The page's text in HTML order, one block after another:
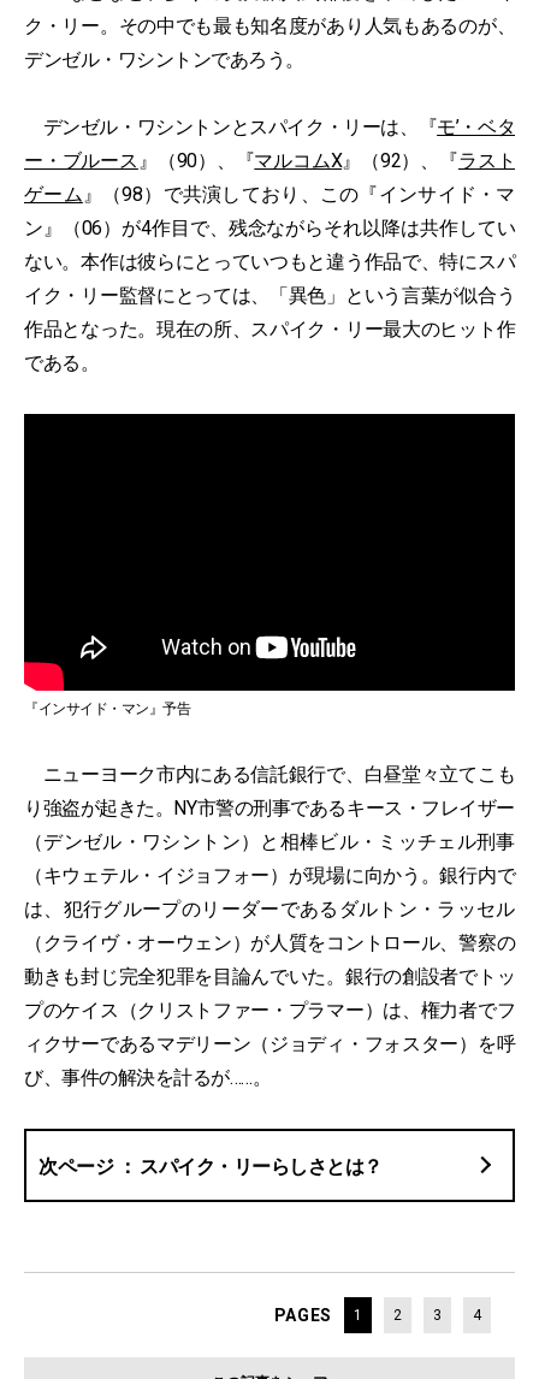
ク・リー。その中でも最も知名度があり人気もあるのが、
デンゼル・ワシントンであろう。
デンゼル・ワシントンとスパイク・リーは、『モ’・ベタ
ー・ブルース 』（90）、『マルコムX』（92）、『ラスト
ゲーム』（98）で共演しており、この『インサイド・マ
ン』（06）が4作目で、残念ながらそれ以降は共作してい
ない。本作は彼らにとっていつもと違う作品で、特にスパ
イク・リー監督にとっては、「異色」という言葉が似合う
作品となった。現在の所、スパイク・リー最大のヒット作
である。
『インサイド・マン』予告
ニューヨーク市内にある信託銀行で、白昼堂々立てこも
り強盗が起きた。NY市警の刑事であるキース・フレイザー
（デンゼル・ワシントン）と相棒ビル・ミッチェル刑事
（キウェテル・イジョフォー）が現場に向かう。銀行内で
は、犯行グループのリーダーであるダルトン・ラッセル
（クライヴ・オーウェン）が人質をコントロール、警察の
動きも封じ完全犯罪を目論んでいた。銀行の創設者でトッ
プのケイス（クリストファー・プラマー）は、権力者でフ
ィクサーであるマデリーン（ジョディ・フォスター）を呼
び、事件の解決を計るが……。
スパイク・リーらしさとは？
PAGES 1 2 3 4